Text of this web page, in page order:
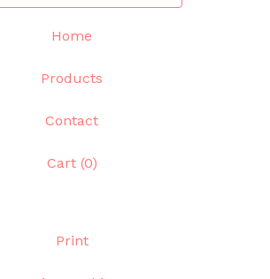
Home
Products
Contact
Cart (0)
Print